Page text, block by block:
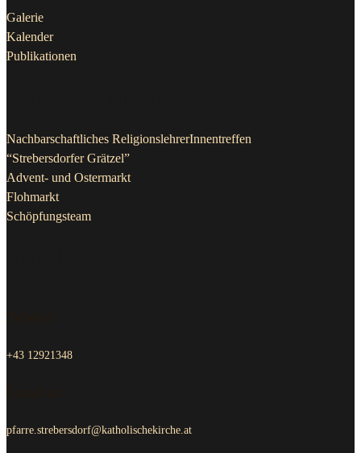
Galerie
Kalender
Publikationen
Nachbarschaftliches ReligionslehrerInnentreffen
“Strebersdorfer Grätzel”
Advent- und Ostermarkt
Flohmarkt
Schöpfungsteam
+43 12921348
pfarre.strebersdorf@katholischekirche.at